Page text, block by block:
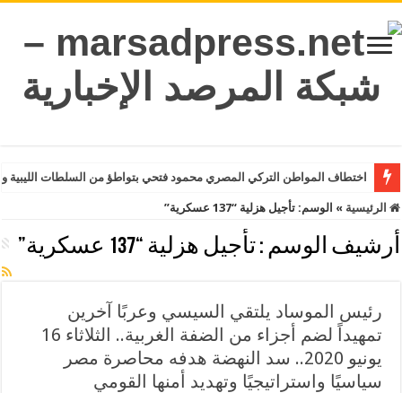
اختطاف المواطن التركي المصري محمود فتحي بتواطؤ من السلطات
الرئيسية » الوسم: تأجيل هزلية “137 عسكرية”
أرشيف الوسم :تأجيل هزلية “137 عسكرية”
رئيس الموساد يلتقي السيسي وعربًا آخرين
تمهيداً لضم أجزاء من الضفة الغربية.. الثلاثاء 16
يونيو 2020.. سد النهضة هدفه محاصرة مصر
سياسيًا واستراتيجيًا وتهديد أمنها القومي